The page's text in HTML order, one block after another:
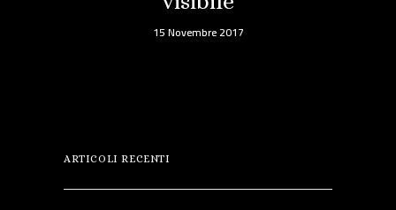
15 Novembre 2017
ARTICOLI RECENTI